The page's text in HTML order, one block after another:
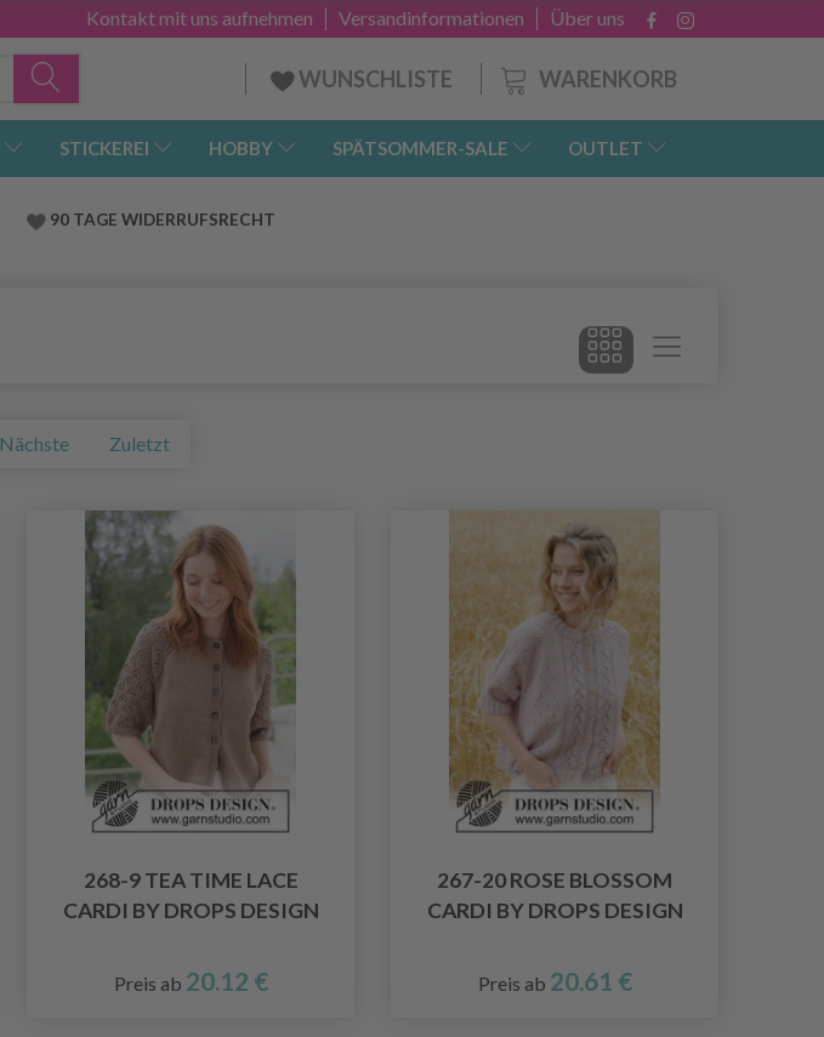
Über uns
Versandinformationen
Kontakt mit uns aufnehmen
WARENKORB
WUNSCHLISTE
STICKEREI HOBBY SPÄTSOMMER-SALE OUTLET
90 TAGE WIDERRUFSRECHT
Nächste Zuletzt
268-9 TEA TIME LACE
CARDI BY DROPS DESIGN
Preis ab 20.12 €
267-20 ROSE BLOSSOM
CARDI BY DROPS DESIGN
Preis ab 20.61 €